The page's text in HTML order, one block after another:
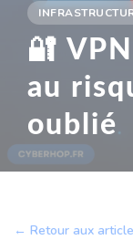
🔐
au
oublié
← Retour aux